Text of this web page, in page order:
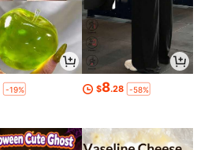
-19% $8.28 -58%